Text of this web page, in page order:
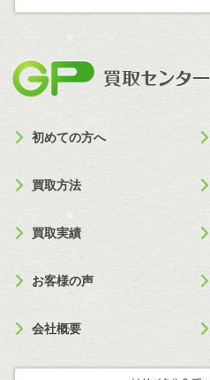
初めての方へ
買取方法
買取実績
お客様の声
会社概要